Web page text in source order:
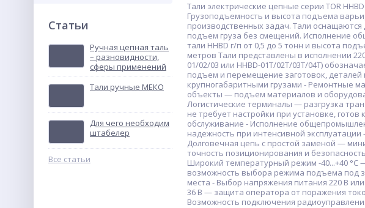
Статьи
Ручная цепная таль
– разновидности,
сферы применений
Тали ручные МЕКО
Для чего необходим
штабелер
Все статьи
Тали электрические цепные серии TOR
Грузоподъемность и высота подъема
производственных задач. Тали
подъем груза без смещений. Исполнение
тали HHBD г/п от 0,5 до 5 тонн и высота
метров Тали представлены в исполнении
01/02/03 или HHBD-01T/02T/03T/04T)
подъем и перемещение заготовок,
крупногабаритными грузами - Ремонтные
объекты — подъем материалов и
Логистические терминалы — разгрузка
не требует настройки при установке,
обслуживание - Исполнение
надежность при интенсивной
Долговечная цепь с простой заменой —
точность позиционирования и
Широкий температурный режим -40...+40 °C
возможность выбора режима подъема под
места - Выбор напряжения питания 220 В
36 В — защита оператора от поражения
Возможность подключения